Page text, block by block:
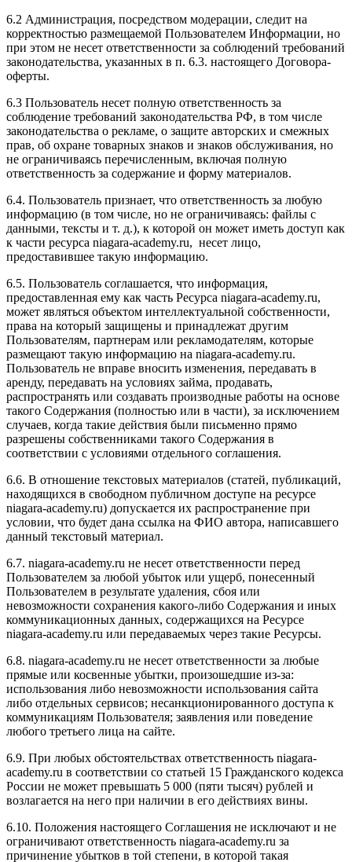
6.2 Администрация, посредством модерации, следит на
корректностью размещаемой Пользователем Информации, но
при этом не несет ответственности за соблюдений требований
законодательства, указанных в п. 6.3. настоящего Договора-
оферты.
6.3 Пользователь несет полную ответственность за
соблюдение требований законодательства РФ, в том числе
законодательства о рекламе, о защите авторских и смежных
прав, об охране товарных знаков и знаков обслуживания, но
не ограничиваясь перечисленным, включая полную
ответственность за содержание и форму материалов.
6.4. Пользователь признает, что ответственность за любую
информацию (в том числе, но не ограничиваясь: файлы с
данными, тексты и т. д.), к которой он может иметь доступ как
к части ресурса niagara-academy.ru, несет лицо,
предоставившее такую информацию.
6.5. Пользователь соглашается, что информация,
предоставленная ему как часть Ресурса niagara-academy.ru,
может являться объектом интеллектуальной собственности,
права на который защищены и принадлежат другим
Пользователям, партнерам или рекламодателям, которые
размещают такую информацию на niagara-academy.ru.
Пользователь не вправе вносить изменения, передавать в
аренду, передавать на условиях займа, продавать,
распространять или создавать производные работы на основе
такого Содержания (полностью или в части), за исключением
случаев, когда такие действия были письменно прямо
разрешены собственниками такого Содержания в
соответствии с условиями отдельного соглашения.
6.6. В отношение текстовых материалов (статей, публикаций,
находящихся в свободном публичном доступе на ресурсе
niagara-academy.ru) допускается их распространение при
условии, что будет дана ссылка на ФИО автора, написавшего
данный текстовый материал.
6.7. niagara-academy.ru не несет ответственности перед
Пользователем за любой убыток или ущерб, понесенный
Пользователем в результате удаления, сбоя или
невозможности сохранения какого-либо Содержания и иных
коммуникационных данных, содержащихся на Ресурсе
niagara-academy.ru или передаваемых через такие Ресурсы.
6.8. niagara-academy.ru не несет ответственности за любые
прямые или косвенные убытки, произошедшие из-за:
использования либо невозможности использования сайта
либо отдельных сервисов; несанкционированного доступа к
коммуникациям Пользователя; заявления или поведение
любого третьего лица на сайте.
6.9. При любых обстоятельствах ответственность niagara-
academy.ru в соответствии со статьей 15 Гражданского кодекса
России не может превышать 5 000 (пяти тысяч) рублей и
возлагается на него при наличии в его действиях вины.
6.10. Положения настоящего Соглашения не исключают и не
ограничивают ответственность niagara-academy.ru за
причинение убытков в той степени, в которой такая